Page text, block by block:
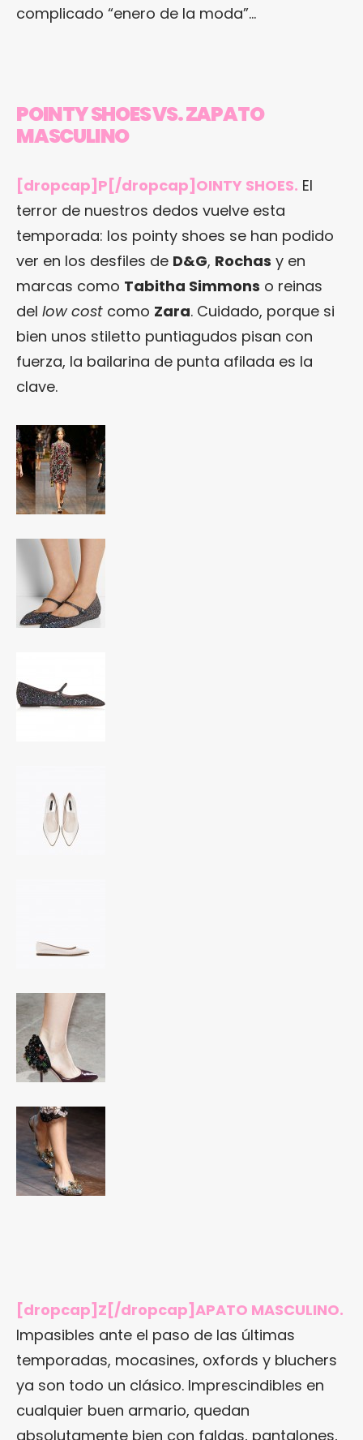
complicado “enero de la moda”…
POINTY SHOES VS. ZAPATO
MASCULINO
[dropcap]P[/dropcap]OINTY SHOES. El
terror de nuestros dedos vuelve esta
temporada: los pointy shoes se han podido
ver en los desfiles de D&G, Rochas y en
marcas como Tabitha Simmons o reinas
del low cost como Zara. Cuidado, porque si
bien unos stiletto puntiagudos pisan con
fuerza, la bailarina de punta afilada es la
clave.
[dropcap]Z[/dropcap]APATO MASCULINO.
Impasibles ante el paso de las últimas
temporadas, mocasines, oxfords y bluchers
ya son todo un clásico. Imprescindibles en
cualquier buen armario, quedan
absolutamente bien con faldas, pantalones,